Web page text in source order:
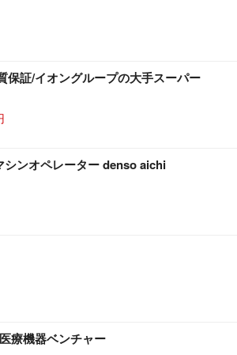
保証/イオングループの大手スーパー
シンオペレーター denso aichi
療機器ベンチャー